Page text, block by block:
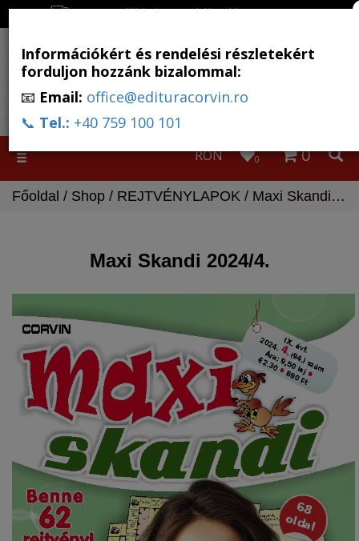
Ingyenes szállítás, ha a rendelés több, mint 500 RON
Toggle
0
0
RON
Főoldal / Shop / REJTVÉNYLAPOK / Maxi Skandi 2024/4.
Maxi Skandi 2024/4.
Információkért és rendelési részletekért
forduljon hozzánk bizalommal:
📧 Email: office@edituracorvin.ro
📞 Tel.: +40 759 100 101